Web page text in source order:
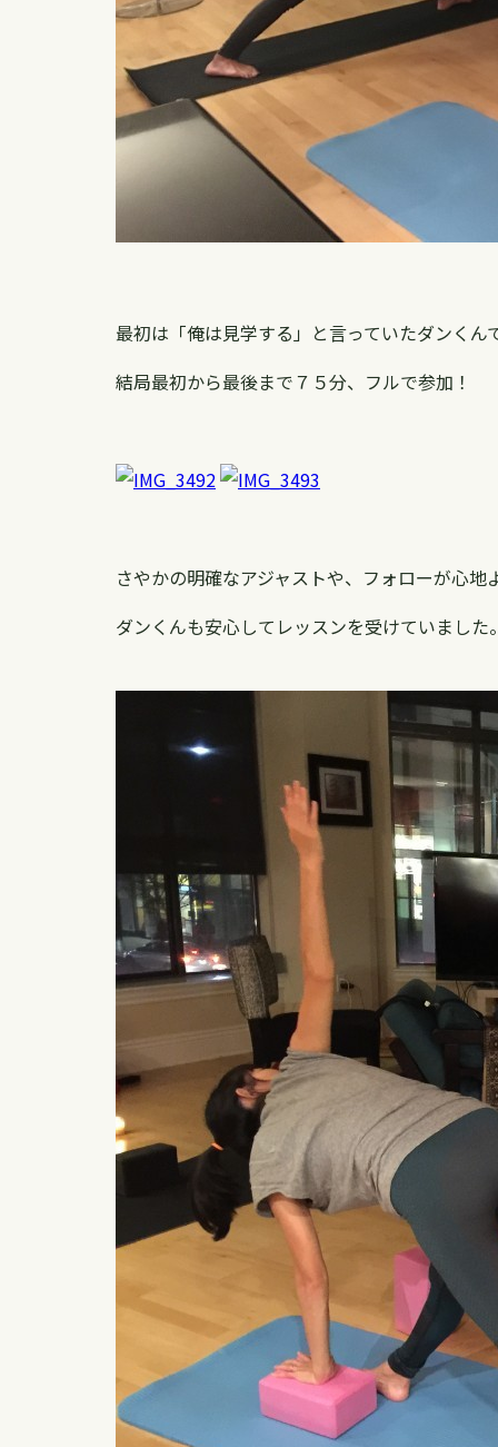
最初は「俺は見学する」と言っていたダンくん
結局最初から最後まで７５分、フルで参加！
さやかの明確なアジャストや、フォローが心地
ダンくんも安心してレッスンを受けていました